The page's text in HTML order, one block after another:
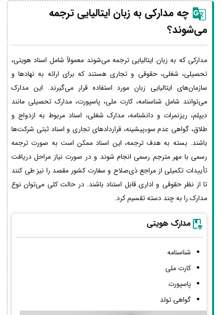
چه مدارکی به زبان ایتالیایی ترجمه
می‌شوند؟
مدارکی که به زبان ایتالیایی ترجمه می‌شوند معمولاً شامل اسناد هویتی،
تحصیلی، شغلی، حقوقی و تجاری هستند که برای ارائه به نهادها و
سازمان‌های ایتالیایی زبان مورد استفاده قرار می‌گیرند. این مدارک
می‌توانند شامل شناسنامه، کارت ملی، پاسپورت، مدارک تحصیلی مانند
دیپلم، ریزنمرات و دانشنامه، مدارک شغلی، اسناد مربوط به ازدواج و
طلاق، گواهی عدم سوءپیشینه، قراردادهای تجاری و اسناد ثبتی شرکت‌ها
باشند. بسته به هدف ترجمه، این اسناد ممکن است به صورت ترجمه
رسمی با مهر مترجم رسمی انجام شوند و در صورت نیاز مراحل دریافت
تأییدات تکمیلی از مراجع ذی‌صلاح و سفارت کشور مقصد را نیز طی کنند
تا از نظر حقوقی و اداری قابل استناد باشند. در حالت کلی می‌توان نوع
مدارک را به چند دسته تقسیم کرد.
مدارک هویتی
شناسنامه
کارت ملی
پاسپورت
گواهی تولد